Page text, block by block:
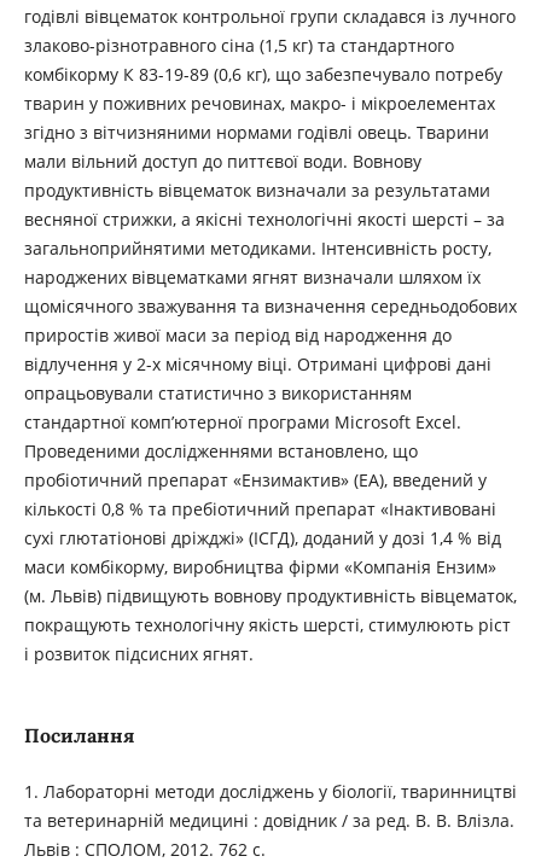
годівлі вівцематок контрольної групи складався із лучного
злаково-різнотравного сіна (1,5 кг) та стандартного
комбікорму К 83-19-89 (0,6 кг), що забезпечувало потребу
тварин у поживних речовинах, макро- і мікроелементах
згідно з вітчизняними нормами годівлі овець. Тварини
мали вільний доступ до питтєвої води. Вовнову
продуктивність вівцематок визначали за результатами
весняної стрижки, а якісні технологічні якості шерсті – за
загальноприйнятими методиками. Інтенсивність росту,
народжених вівцематками ягнят визначали шляхом їх
щомісячного зважування та визначення середньодобових
приростів живої маси за період від народження до
відлучення у 2-х місячному віці. Отримані цифрові дані
опрацьовували статистично з використанням
стандартної комп’ютерної програми Microsoft Excel.
Проведеними дослідженнями встановлено, що
пробіотичний препарат «Ензимактив» (ЕА), введений у
кількості 0,8 % та пребіотичний препарат «Інактивовані
сухі глютатіонові дріжджі» (ІСГД), доданий у дозі 1,4 % від
маси комбікорму, виробництва фірми «Компанія Ензим»
(м. Львів) підвищують вовнову продуктивність вівцематок,
покращують технологічну якість шерсті, стимулюють ріст
і розвиток підсисних ягнят.
Посилання
1. Лабораторні методи досліджень у біології, тваринництві
та ветеринарній медицині : довідник / за ред. В. В. Влізла.
Львів : СПОЛОМ, 2012. 762 с.